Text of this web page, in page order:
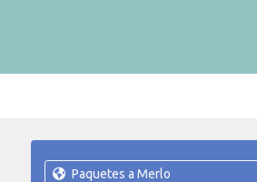
Paquetes a Merlo